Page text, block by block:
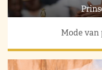
Mode van